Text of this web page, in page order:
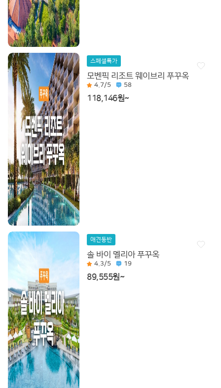
스페셜특가
모벤픽 리조트 웨이브리 푸꾸옥
4.7/5 58
118,146원~
애견동반
솔 바이 멜리아 푸꾸옥
4.3/5 19
89,555원~